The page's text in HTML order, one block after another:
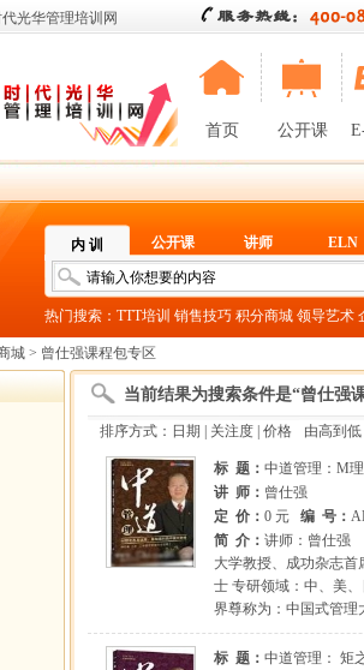
光华管理培训网
首页 公开课
内 训 公开课 讲师 ELN
热门搜索： TTT培训 销售技巧 积分商城 领导艺术
城 > 曾仕强课程包专区
当前结果为搜索条件是“曾仕强
排序方式： 日期 关注度 | 价格 由高到低
标 题： 中道管理：M
讲 师： 曾仕强
定 价： 0 元 编 号：
简 介： 讲师：曾仕强
大学教授、成功杂志
士 专研领域：中、美
界尊称为：中国式管理
标 题： 中道管理： 矩